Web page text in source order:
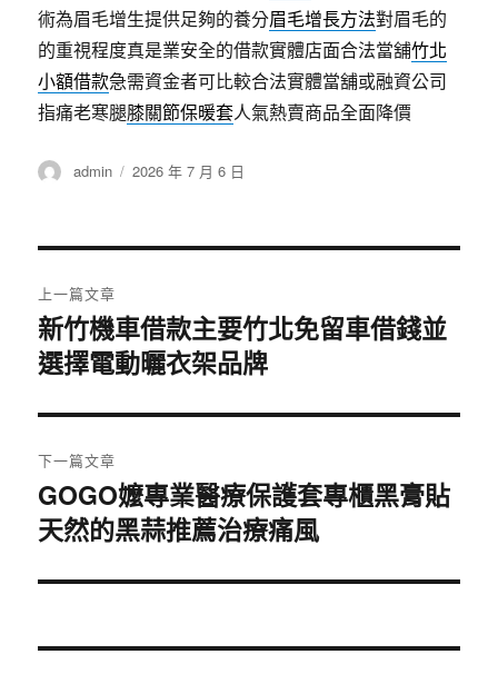
術為眉毛增生提供足夠的養分眉毛增長方法對眉毛的
的重視程度真是業安全的借款實體店面合法當舖竹北
小額借款急需資金者可比較合法實體當舖或融資公司
指痛老寒腿膝關節保暖套人氣熱賣商品全面降價
作
admin
發
2026 年 7 月 6 日
章
導
覽
上一篇文章
上
一
文
章:
新竹機車借款主要竹北免留車借錢並
選擇電動曬衣架品牌
下一篇文章
下
一
文
GOGO嬤專業醫療保護套專櫃黑膏貼
天然的黑蒜推薦治療痛風